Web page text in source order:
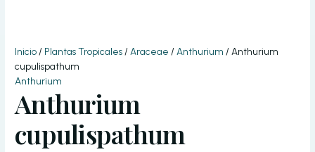
Inicio / Plantas Tropicales / Araceae / Anthurium / Anthurium
cupulispathum
Anthurium
Anthurium
cupulispathum